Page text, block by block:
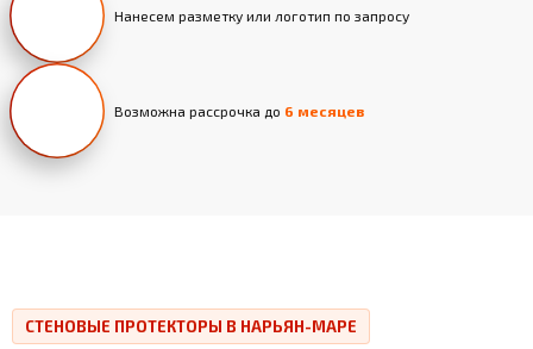
Нанесем разметку или логотип по запросу
Возможна рассрочка до 6 месяцев
СТЕНОВЫЕ ПРОТЕКТОРЫ В НАРЬЯН-МАРЕ